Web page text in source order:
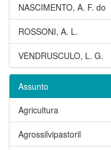
NASCIMENTO, A. F. do
ROSSONI, A. L.
VENDRUSCULO, L. G.
Assunto
Agricultura
Agrossilvipastoril